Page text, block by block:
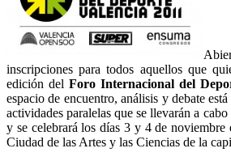
inscripciones para todos aquellos que
edición del Foro Internacional del
espacio de encuentro, análisis y debate
actividades paralelas que se llevarán a
y se celebrará los días 3 y 4 de noviembre
Ciudad de las Artes y las Ciencias de la